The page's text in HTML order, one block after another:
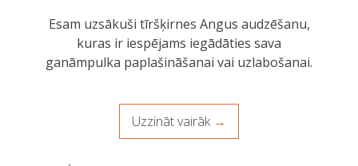
Esam uzsākuši tīršķirnes Angus audzēšanu,
kuras ir iespējams iegādāties sava
ganāmpulka paplašināšanai vai uzlabošanai.
Uzzināt vairāk